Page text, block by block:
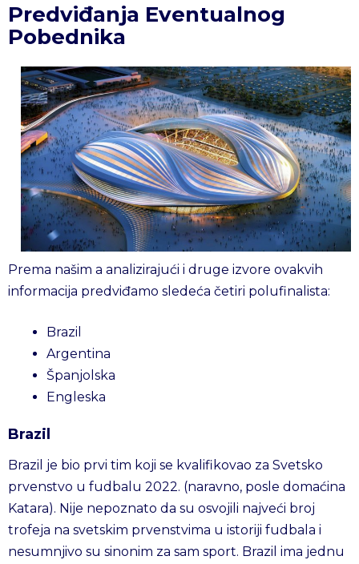
Predviđanja Eventualnog
Pobednika
Prema našim a analizirajući i druge izvore ovakvih
informacija predviđamo sledeća četiri polufinalista:
Brazil
Argentina
Španjolska
Engleska
Brazil
Brazil je bio prvi tim koji se kvalifikovao za Svetsko
prvenstvo u fudbalu 2022. (naravno, posle domaćina
Katara). Nije nepoznato da su osvojili najveći broj
trofeja na svetskim prvenstvima u istoriji fudbala i
nesumnjivo su sinonim za sam sport. Brazil ima jednu